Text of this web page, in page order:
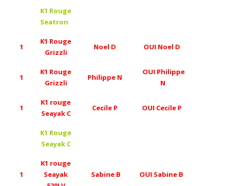
K1 Rouge
Seatron
1
K1 Rouge
Grizzli
Noel D OUI Noel D
1
K1 Rouge
Grizzli
Philippe N
OUI Philippe
N
1
K1 rouge
Seayak C
Cecile P OUI Cecile P
K1 Rouge
Seayak C
1
K1 rouge
Seayak
Sabine B OUI Sabine B